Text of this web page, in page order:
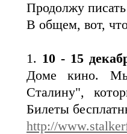
Продолжу
В общем, вот,
1. 10 - 15
Доме кино.
Сталину",
Билеты
http://